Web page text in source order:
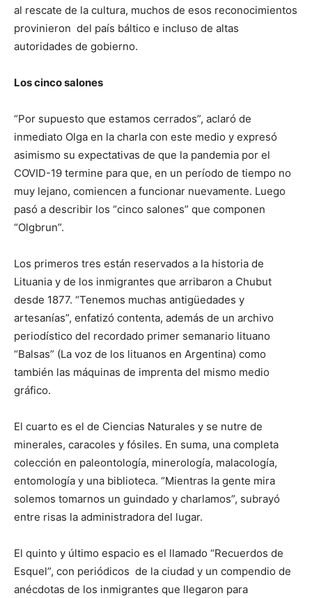
al rescate de la cultura, muchos de esos reconocimientos
provinieron del país báltico e incluso de altas
autoridades de gobierno.
Los cinco salones
“Por supuesto que estamos cerrados”, aclaró de
inmediato Olga en la charla con este medio y expresó
asimismo su expectativas de que la pandemia por el
COVID-19 termine para que, en un período de tiempo no
muy lejano, comiencen a funcionar nuevamente. Luego
pasó a describir los “cinco salones” que componen
“Olgbrun”.
Los primeros tres están reservados a la historia de
Lituania y de los inmigrantes que arribaron a Chubut
desde 1877. “Tenemos muchas antigüedades y
artesanías”, enfatizó contenta, además de un archivo
periodístico del recordado primer semanario lituano
“Balsas” (La voz de los lituanos en Argentina) como
también las máquinas de imprenta del mismo medio
gráfico.
El cuarto es el de Ciencias Naturales y se nutre de
minerales, caracoles y fósiles. En suma, una completa
colección en paleontología, minerología, malacología,
entomología y una biblioteca. “Mientras la gente mira
solemos tomarnos un guindado y charlamos”, subrayó
entre risas la administradora del lugar.
El quinto y último espacio es el llamado “Recuerdos de
Esquel”, con periódicos de la ciudad y un compendio de
anécdotas de los inmigrantes que llegaron para